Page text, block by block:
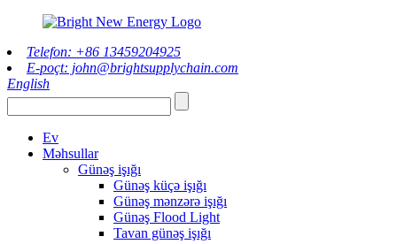
Telefon: +86 13459204925
E-poçt: john@brightsupplychain.com
English
Ev
Məhsullar
Günəş işığı
Günəş küçə işığı
Günəş mənzərə işığı
Günəş Flood Light
Tavan günəş işığı